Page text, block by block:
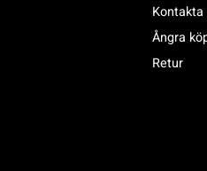
Kontakta
Ångra
Retur